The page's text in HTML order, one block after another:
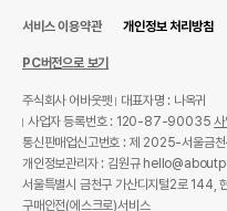
서비스 이용약관 개인정보 처리방침
PC버전으로 보기
주식회사 어바웃펫
대표자명 : 나옥귀
사업자 등록번호 : 120-87-90035사
통신판매업신고번호 : 제 2025-서울금
개인정보관리자 : 김원규
서울특별시 금천구 가산디지털2로
구매안전(에스크로)서비스